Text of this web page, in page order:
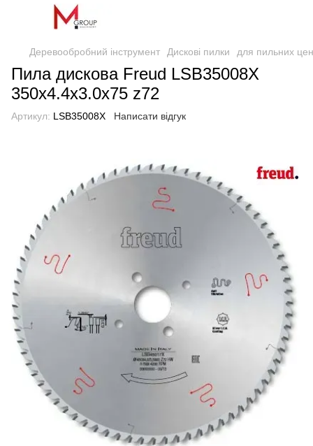
Деревообробний інструмент Дискові пилки для пильних
Пила дискова Freud LSB35008X
350х4.4х3.0х75 z72
Артикул: LSB35008X Написати відгук